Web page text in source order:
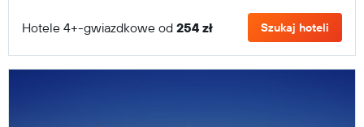
Hotele 4+-gwiazdkowe od 254 zł Szukaj hoteli